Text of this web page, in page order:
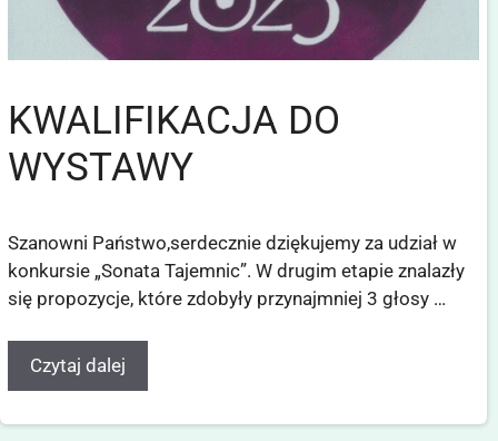
KWALIFIKACJA DO
WYSTAWY
Szanowni Państwo,serdecznie dziękujemy za udział w
konkursie „Sonata Tajemnic”. W drugim etapie znalazły
się propozycje, które zdobyły przynajmniej 3 głosy …
Czytaj dalej